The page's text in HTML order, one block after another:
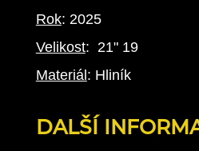
Rok: 2025
Velikost: 21" 19
Materiál: Hliník
DALŠÍ